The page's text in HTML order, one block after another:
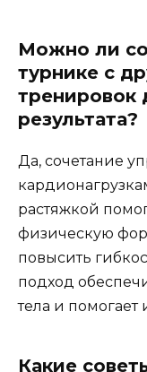
Можно ли
турнике с
тренировок
результата?
Да, сочетание
растяжкой
физическую
повысить
подход
тела и помогает
Какие